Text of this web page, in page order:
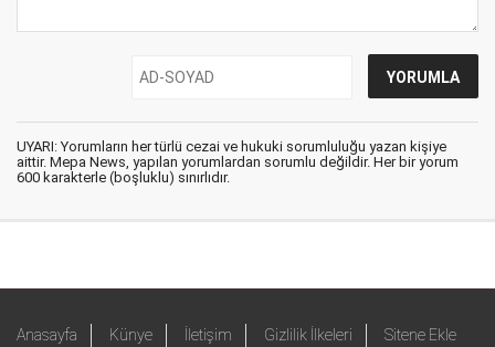
UYARI: Yorumların her türlü cezai ve hukuki sorumluluğu yazan kişiye
aittir. Mepa News, yapılan yorumlardan sorumlu değildir. Her bir yorum
600 karakterle (boşluklu) sınırlıdır.
Anasayfa Künye İletişim Gizlilik İlkeleri Sitene Ekle